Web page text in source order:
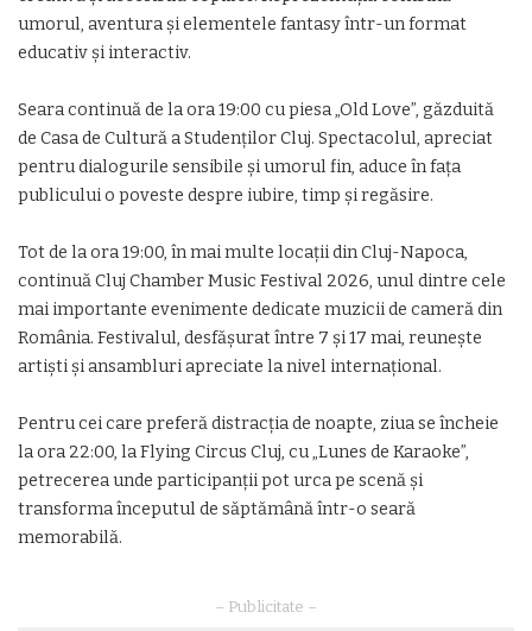
umorul, aventura și elementele fantasy într-un format
educativ și interactiv.
Seara continuă de la ora 19:00 cu piesa „Old Love”, găzduită
de Casa de Cultură a Studenților Cluj. Spectacolul, apreciat
pentru dialogurile sensibile și umorul fin, aduce în fața
publicului o poveste despre iubire, timp și regăsire.
Tot de la ora 19:00, în mai multe locații dinCluj-Napoca,
continuăCluj Chamber Music Festival 2026, unul dintre cele
mai importante evenimente dedicate muzicii de cameră din
România. Festivalul, desfășurat între 7 și 17 mai, reunește
artiști și ansambluri apreciate la nivel internațional.
Pentru cei care preferă distracția de noapte, ziua se încheie
la ora 22:00, la Flying Circus Cluj, cu „Lunes de Karaoke”,
petrecerea unde participanții pot urca pe scenă și
transforma începutul de săptămână într-o seară
memorabilă.
– Publicitate –